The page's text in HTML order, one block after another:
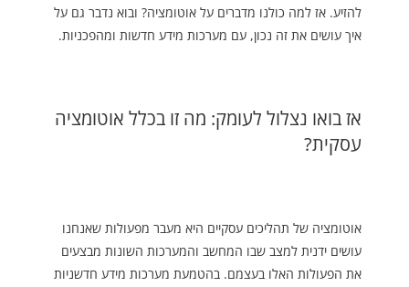
להזיע. אז למה כולנו מדברים על אוטומציה? ובוא נדבר גם על
איך עושים את זה נכון, עם מערכות מידע חדשות ומהפכניות.
אז בואו נצלול לעומק: מה זו בכלל אוטומציה
עסקית?
אוטומציה של תהליכים עסקיים היא מעבר מפעולות שאנחנו
עושים ידנית למצב שבו המחשב והמערכות השונות מבצעים
את הפעולות האלו בעצמם. בהטמעת מערכות מידע חדשניות